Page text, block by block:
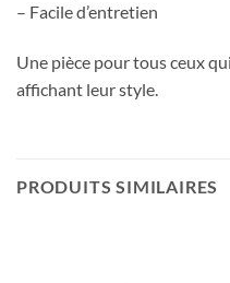
– Facile d’entretien
Une pièce pour tous ceux
affichant leur style.
PRODUITS SIMILAIRES